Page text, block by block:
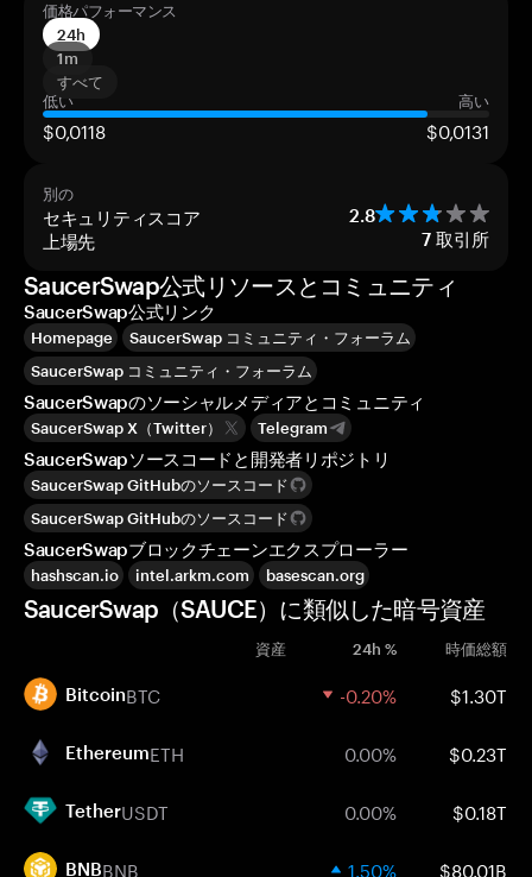
価格パフォーマンス
24h
1m
すべて
低い
高い
$0,0118 $0,0131
別の
セキュリティスコア 2.8
上場先 7 取引所
SaucerSwap公式リソースとコミュニティ
SaucerSwap公式リンク
Homepage
SaucerSwap コミュニティ・フォーラム
SaucerSwap コミュニティ・フォーラム
SaucerSwapのソーシャルメディアとコミュニティ
SaucerSwap X（Twitter） Telegram
SaucerSwapソースコードと開発者リポジトリ
SaucerSwap GitHubのソースコード
SaucerSwap GitHubのソースコード
SaucerSwapブロックチェーンエクスプローラー
hashscan.io intel.arkm.com basescan.org
SaucerSwap（SAUCE）に類似した暗号資産
資産 24h % 時価総額
BitcoinBTC -0.20% $1.30T
EthereumETH 0.00% $0.23T
TetherUSDT 0.00% $0.18T
BNBBNB 1.50% $80.01B